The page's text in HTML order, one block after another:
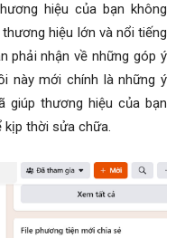
hiệu của bạn không
hiệu lớn và nổi tiếng
phải nhận về những góp ý
này mới chính là những ý
giúp thương hiệu của bạn
kịp thời sửa chữa.